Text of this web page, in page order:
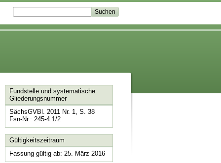
Fundstelle und systematische
Gliederungsnummer
SächsGVBl. 2011 Nr. 1, S. 38
Fsn-Nr.: 245-4.1/2
Gültigkeitszeitraum
Fassung gültig ab: 25. März 2016